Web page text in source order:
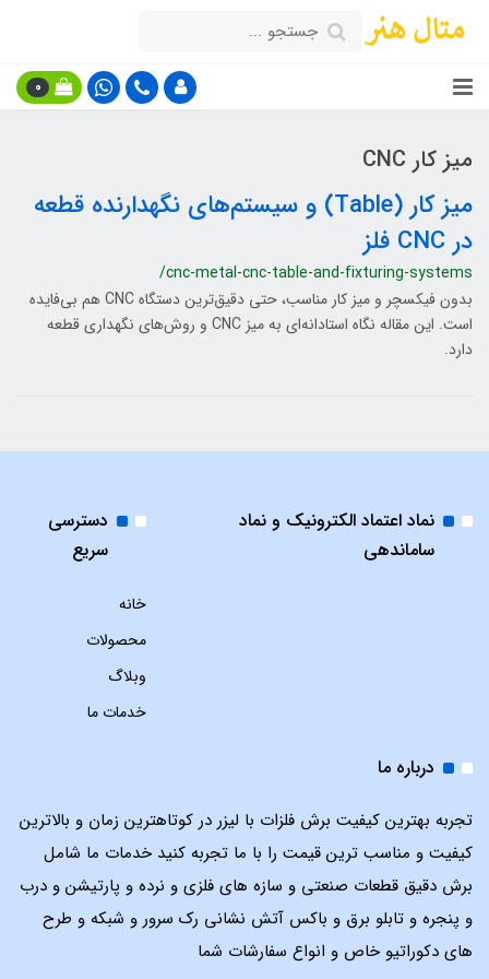
0
میز کار CNC
میز کار (Table) و سیستم‌های نگهدارنده قطعه
در CNC فلز
/cnc-metal-cnc-table-and-fixturing-systems
بدون فیکسچر و میز کار مناسب، حتی دقیق‌ترین دستگاه CNC هم بی‌فایده
است. این مقاله نگاه استادانه‌ای به میز CNC و روش‌های نگهداری قطعه
دارد.
نماد اعتماد الکترونیک و نماد
ساماندهی
دسترسی
سریع
خانه
محصولات
وبلاگ
خدمات ما
درباره ما
تجربه بهترین کیفیت برش فلزات با لیزر در کوتاهترین زمان و بالاترین
کیفیت و مناسب ترین قیمت را با ما تجربه کنید خدمات ما شامل
برش دقیق قطعات صنعتی و سازه های فلزی و نرده و پارتیشن و درب
و پنجره و تابلو برق و باکس آتش نشانی رک سرور و شبکه و طرح
های دکوراتیو خاص و انواع سفارشات شما